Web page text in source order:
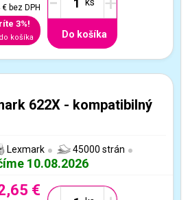
€bez DPH
3%!
košíka Do košíka
622X - kompatibilný
Lexmark 45000 strán
10.08.2026
€